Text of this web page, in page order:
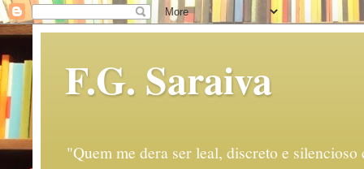
F.G. Saraiva
"Quem me dera ser leal, discreto e